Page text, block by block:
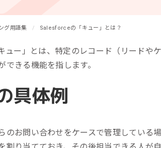
ューション]
やしたい
ューション]
Webアクセス解析
メール効果測定
インタビュー分析
グ用語集 Salesforceの「キュー」とは？
ュー」とは、特定のレコード（リードや
できる機能を指します。
具体例
のお問い合わせをケースで管理している